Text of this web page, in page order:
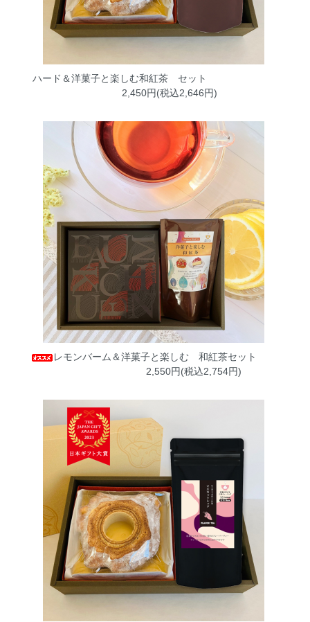
ハード＆洋菓子と楽しむ和紅茶 セット
2,450円(税込2,646円)
レモンバーム＆洋菓子と楽しむ 和紅茶セット
2,550円(税込2,754円)